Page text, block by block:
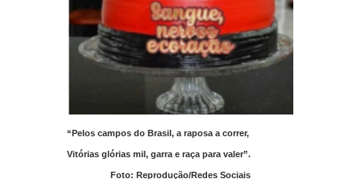
“Pelos campos do Brasil, a raposa a correr,
Vitórias glórias mil, garra e raça para valer”.
Foto: Reprodução/Redes Sociais